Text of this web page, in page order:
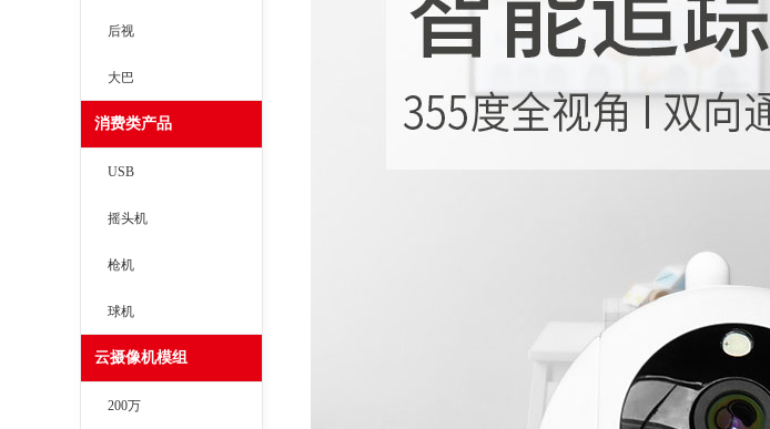
后视
大巴
消费类产品
USB
摇头机
枪机
球机
云摄像机模组
200万